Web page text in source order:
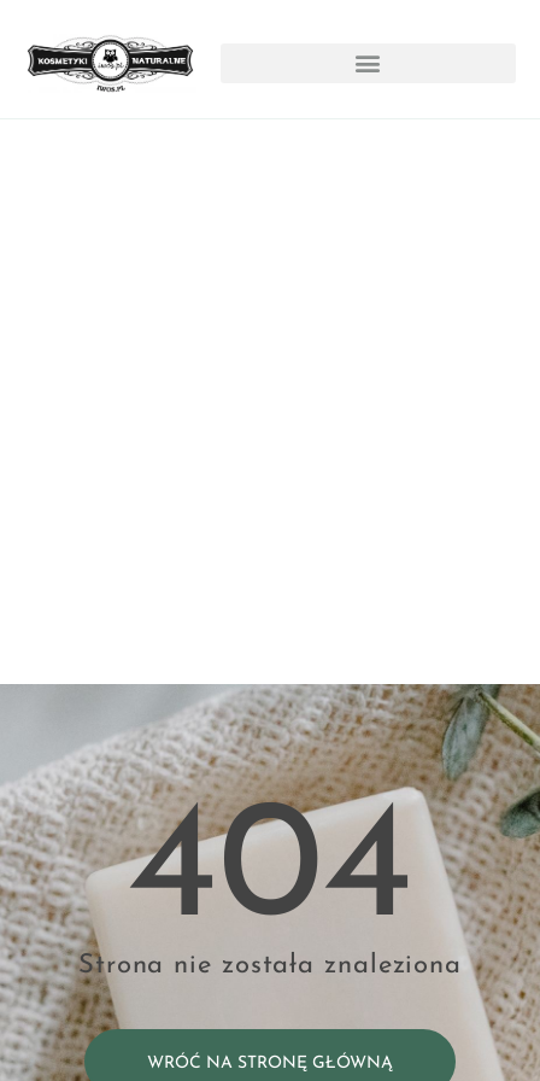
404
Strona nie została znaleziona
WRÓĆ NA STRONĘ GŁÓWNĄ